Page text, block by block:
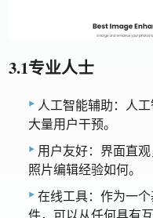
3.1专业人士
人工智能辅助：人
大量用户干预。
用户友好：界面直
照片编辑经验如何。
在线工具：作为一
件，可以从任何具有